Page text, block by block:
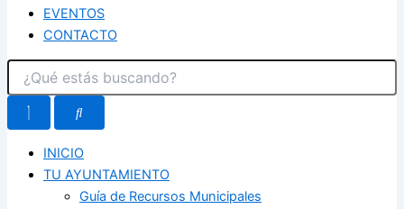
EVENTOS
CONTACTO
INICIO
TU AYUNTAMIENTO
Guía de Recursos Municipales